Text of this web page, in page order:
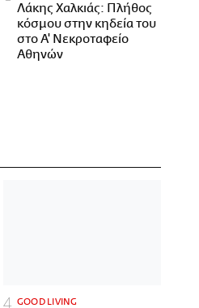
Λάκης Χαλκιάς: Πλήθος
κόσμου στην κηδεία του
στο Α' Νεκροταφείο
Αθηνών
GOOD LIVING